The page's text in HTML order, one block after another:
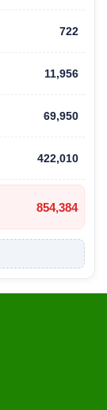
722
11,956
69,950
422,010
854,384